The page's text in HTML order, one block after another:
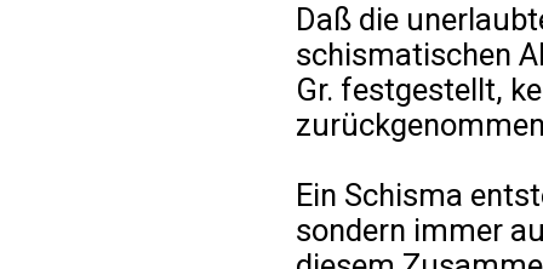
Daß die
schismatischen
Gr. festgestellt,
Ein Schisma
sondern immer